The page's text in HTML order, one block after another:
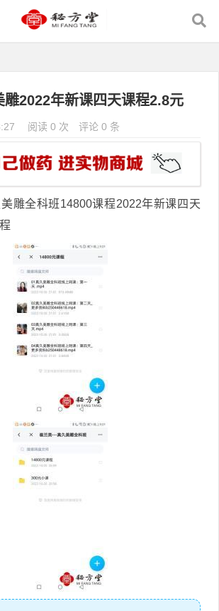
雕2022年新课四天课程2.8元
阅读 0 次 评论 0 条
雕全科班14800课程2022年新课四天